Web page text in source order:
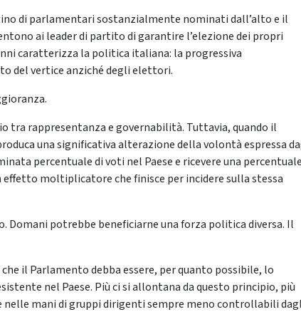
di parlamentari sostanzialmente nominati dall’alto e il
ai leader di partito di garantire l’elezione dei propri
caratterizza la politica italiana: la progressiva
del vertice anziché degli elettori.
tra rappresentanza e governabilità. Tuttavia, quando il
una significativa alterazione della volontà espressa
percentuale di voti nel Paese e ricevere una percentuale
moltiplicatore che finisce per incidere sulla stessa
Domani potrebbe beneficiarne una forza politica diversa. Il
il Parlamento debba essere, per quanto possibile, lo
nel Paese. Più ci si allontana da questo principio, più
nelle mani di gruppi dirigenti sempre meno controllabili